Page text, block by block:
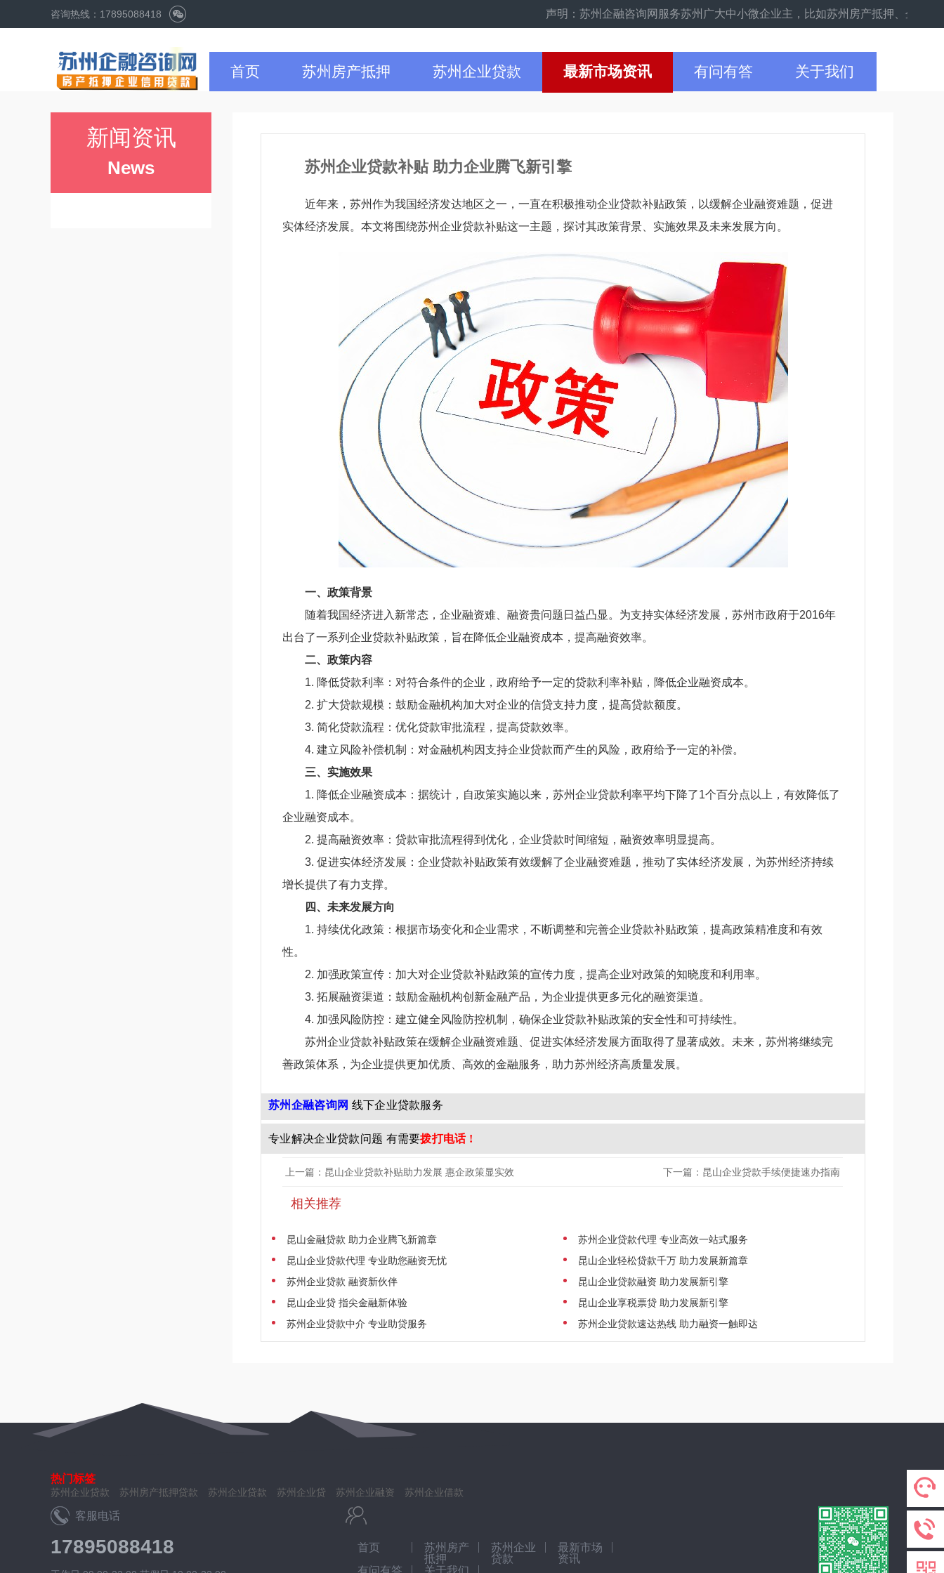
咨询热线：17895088418 声明：苏州企融咨询网服务苏州广大中小微企业主，比如苏州房产抵押、企业设备
首页 苏州房产抵押 苏州企业贷款 最新市场资讯 有问有答 关于我们
新闻资讯
News 苏州企业贷款补贴 助力企业腾飞新引擎
近年来，苏州作为我国经济发达地区之一，一直在积极推动企业贷款补贴政策，以缓解企业融资难题，促进
实体经济发展。本文将围绕苏州企业贷款补贴这一主题，探讨其政策背景、实施效果及未来发展方向。
一、政策背景
随着我国经济进入新常态，企业融资难、融资贵问题日益凸显。为支持实体经济发展，苏州市政府于2016年
出台了一系列企业贷款补贴政策，旨在降低企业融资成本，提高融资效率。
二、政策内容
1. 降低贷款利率：对符合条件的企业，政府给予一定的贷款利率补贴，降低企业融资成本。
2. 扩大贷款规模：鼓励金融机构加大对企业的信贷支持力度，提高贷款额度。
3. 简化贷款流程：优化贷款审批流程，提高贷款效率。
4. 建立风险补偿机制：对金融机构因支持企业贷款而产生的风险，政府给予一定的补偿。
三、实施效果
1. 降低企业融资成本：据统计，自政策实施以来，苏州企业贷款利率平均下降了1个百分点以上，有效降低了
企业融资成本。
2. 提高融资效率：贷款审批流程得到优化，企业贷款时间缩短，融资效率明显提高。
3. 促进实体经济发展：企业贷款补贴政策有效缓解了企业融资难题，推动了实体经济发展，为苏州经济持续
增长提供了有力支撑。
四、未来发展方向
1. 持续优化政策：根据市场变化和企业需求，不断调整和完善企业贷款补贴政策，提高政策精准度和有效
性。
2. 加强政策宣传：加大对企业贷款补贴政策的宣传力度，提高企业对政策的知晓度和利用率。
3. 拓展融资渠道：鼓励金融机构创新金融产品，为企业提供更多元化的融资渠道。
4. 加强风险防控：建立健全风险防控机制，确保企业贷款补贴政策的安全性和可持续性。
苏州企业贷款补贴政策在缓解企业融资难题、促进实体经济发展方面取得了显著成效。未来，苏州将继续完
善政策体系，为企业提供更加优质、高效的金融服务，助力苏州经济高质量发展。
苏州企融咨询网 线下企业贷款服务
专业解决企业贷款问题 有需要拨打电话 !
上一篇：昆山企业贷款补贴助力发展 惠企政策显实效 下一篇：昆山企业贷款手续便捷速办指南
相关推荐
昆山金融贷款 助力企业腾飞新篇章
苏州企业贷款代理 专业高效一站式服务
昆山企业贷款代理 专业助您融资无忧
昆山企业轻松贷款千万 助力发展新篇章
苏州企业贷款 融资新伙伴
昆山企业贷款融资 助力发展新引擎
昆山企业贷 指尖金融新体验
昆山企业享税票贷 助力发展新引擎
苏州企业贷款中介 专业助贷服务
苏州企业贷款速达热线 助力融资一触即达
热门标签
苏州企业贷款 苏州房产抵押贷款 苏州企业贷款 苏州企业贷 苏州企业融资 苏州企业借款
客服电话
17895088418 首页
苏州房产
抵押
苏州企业
贷款
最新市场
资讯
有问有答
关于我们